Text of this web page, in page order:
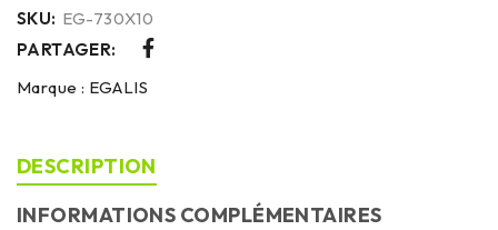
SKU: EG-730X10
PARTAGER:
Marque : EGALIS
DESCRIPTION
INFORMATIONS COMPLÉMENTAIRES